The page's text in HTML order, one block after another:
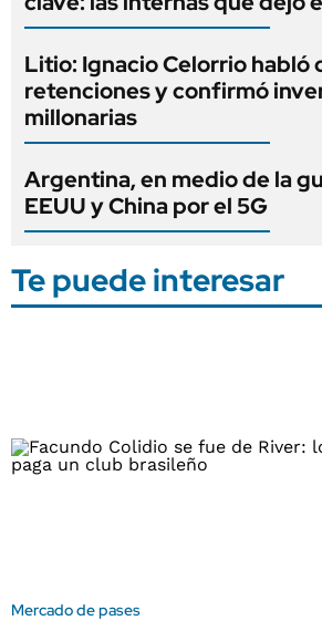
Litio: Ignacio Celorrio habló
retenciones y confirmó
millonarias
Argentina, en medio de la
EEUU y China por el 5G
Te puede interesar
Mercado de pases